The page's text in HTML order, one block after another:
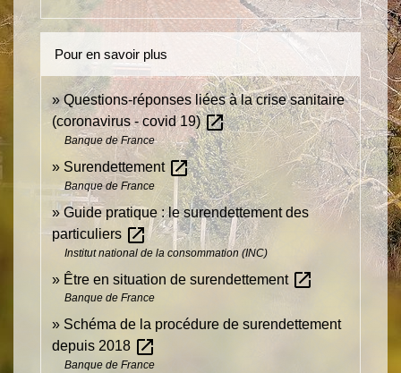
Pour en savoir plus
Questions-réponses liées à la crise sanitaire
(coronavirus - covid 19)open_in_new
Banque de France
Surendettement open_in_new
Banque de France
Guide pratique : le surendettement des
particuliers open_in_new
Institut national de la consommation (INC)
Être en situation de surendettement open_in_new
Banque de France
Schéma de la procédure de surendettement
depuis 2018 open_in_new
Banque de France